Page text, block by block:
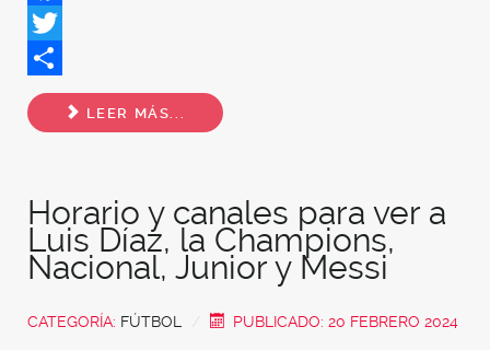
Facebook
Twitter
Share
LEER MÁS...
Horario y canales para ver a
Luis Díaz, la Champions,
Nacional, Junior y Messi
CATEGORÍA: FÚTBOL PUBLICADO: 20 FEBRERO 2024